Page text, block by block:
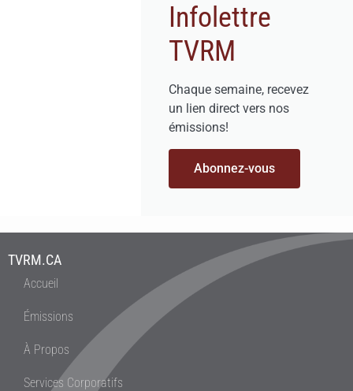
Infolettre
TVRM
Chaque semaine, recevez
un lien direct vers nos
émissions!
Abonnez-vous
TVRM.CA
Accueil
Émissions
À Propos
Services Corporatifs